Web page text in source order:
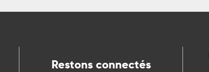
Restons connectés